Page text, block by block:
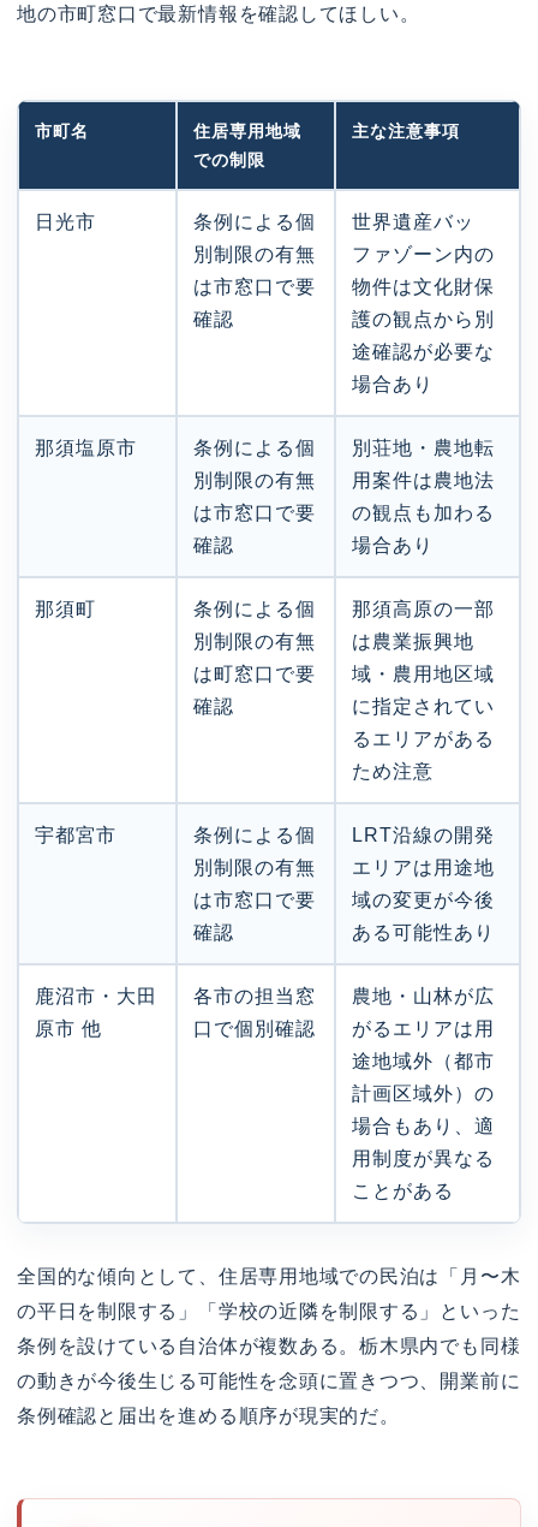
地の市町窓口で最新情報を確認してほしい。
市町名
住居専用地域
での制限
主な注意事項
日光市
条例による個
別制限の有無
は市窓口で要
確認
世界遺産バッ
ファゾーン内の
物件は文化財保
護の観点から別
途確認が必要な
場合あり
那須塩原市
条例による個
別制限の有無
は市窓口で要
確認
別荘地・農地転
用案件は農地法
の観点も加わる
場合あり
那須町
条例による個
別制限の有無
は町窓口で要
確認
那須高原の一部
は農業振興地
域・農用地区域
に指定されてい
るエリアがある
ため注意
宇都宮市
条例による個
別制限の有無
は市窓口で要
確認
LRT沿線の開発
エリアは用途地
域の変更が今後
ある可能性あり
鹿沼市・大田
原市 他
各市の担当窓
口で個別確認
農地・山林が広
がるエリアは用
途地域外（都市
計画区域外）の
場合もあり、適
用制度が異なる
ことがある
全国的な傾向として、住居専用地域での民泊は「月〜木
の平日を制限する」「学校の近隣を制限する」といった
条例を設けている自治体が複数ある。栃木県内でも同様
の動きが今後生じる可能性を念頭に置きつつ、開業前に
条例確認と届出を進める順序が現実的だ。